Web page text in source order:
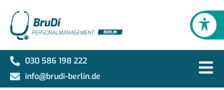
030 586 198 222
info@brudi-berlin.de